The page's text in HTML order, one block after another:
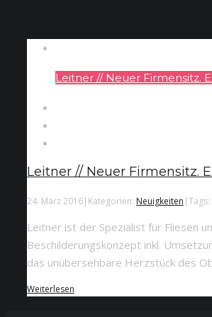
Leitner // Neuer Firmensitz.
Leitner // Neuer Firmensitz.
24. März 2016| Kategorien: Neuigkeiten |Tags:
Leitner ist der Spezialist für Fliesen
Beschilderungskonzept inkl.
das unübersehbare Herzstück des
Weiterlesen